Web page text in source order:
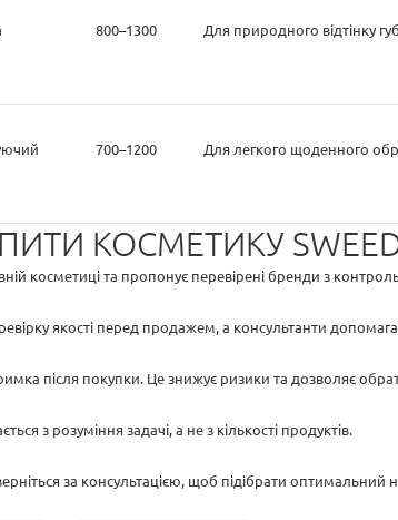
800–1300 Для природного відтінку губ
700–1200 Для легкого щоденного
КОСМЕТИКУ
косметиці та пропонує перевірені бренди з
якості перед продажем, а консультанти
після покупки. Це знижує ризики та дозволяє
з розуміння задачі, а не з кількості продуктів.
за консультацією, щоб підібрати оптимальний